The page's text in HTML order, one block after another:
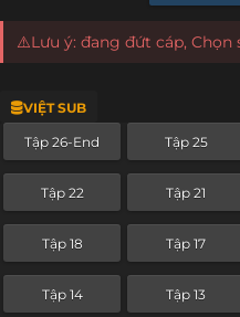
⚠️Lưu ý: đang đứt cáp,
VIỆT SUB
Tập 26-End Tập 25
Tập 22 Tập 21
Tập 18 Tập 17
Tập 14 Tập 13